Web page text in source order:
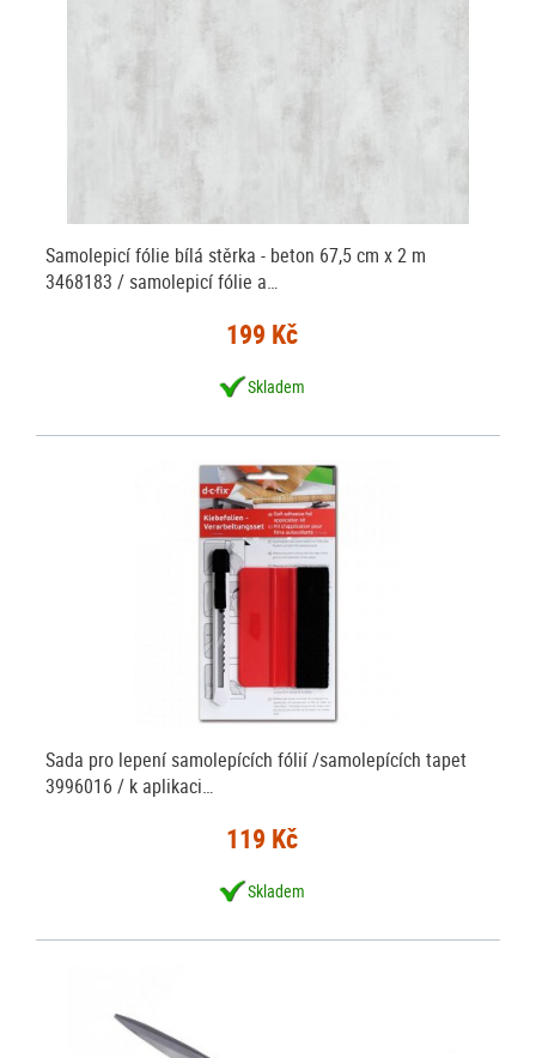
Samolepicí fólie bílá stěrka - beton 67,5 cm x 2 m
3468183 / samolepicí fólie a…
199 Kč
Skladem
Sada pro lepení samolepících fólií /samolepících tapet
3996016 / k aplikaci…
119 Kč
Skladem